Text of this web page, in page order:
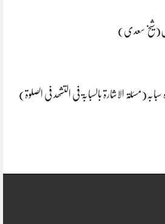
سعدی)
سبابہ(مسئلۃ الاشارۃ بالسبابۃ فی التشھد فی الصلوۃ)